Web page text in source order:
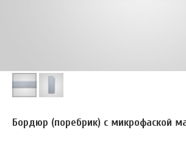
Бордюр (поребрик) с микрофаской